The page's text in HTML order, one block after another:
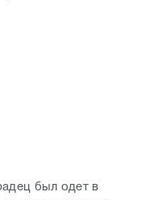
был одет в